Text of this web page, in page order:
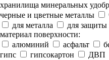
хранилища минеральных
черные и цветные металлы
для металла
для защиты
материал поверхности:
алюминий
асфальт
гипс
гипсокартон ДВП